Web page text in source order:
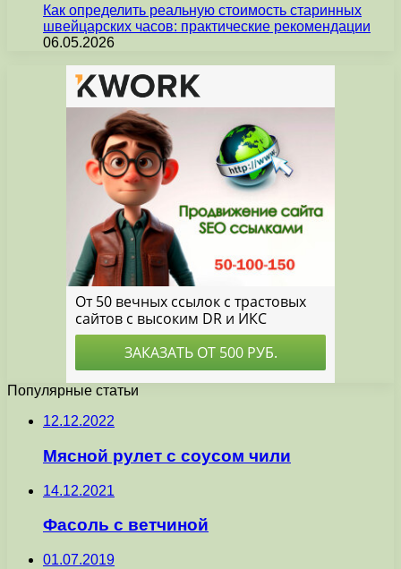
Как определить реальную стоимость старинных
швейцарских часов: практические рекомендации
06.05.2026
Популярные статьи
12.12.2022
Мясной рулет с соусом чили
14.12.2021
Фасоль с ветчиной
01.07.2019